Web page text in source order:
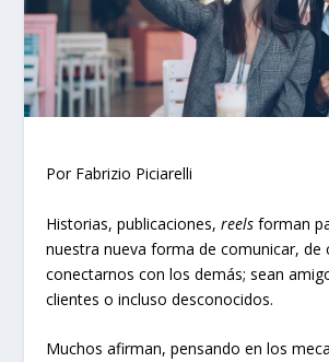
Por Fabrizio Piciarelli
Historias, publicaciones,reels forman
nuestra nueva forma de comunicar, de
conectarnos con los demás; sean
clientes o incluso desconocidos.
Muchos afirman, pensando en los